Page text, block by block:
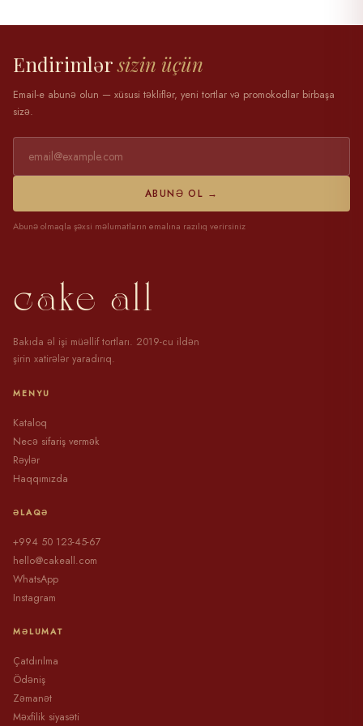
Endirimlərsizin üçün
Email-e abunə olun — xüsusi təkliflər, yeni tortlar və promokodlar birbaşa
sizə.
ABUNƏ OL →
Abunə olmaqla şəxsi məlumatların emalına razılıq verirsiniz
cake all
Bakıda əl işi müəllif tortları. 2019-cu ildən
şirin xatirələr yaradırıq.
MENYU
Kataloq
Necə sifariş vermək
Rəylər
Haqqımızda
ƏLAQƏ
+994 50 123-45-67
hello@cakeall.com
WhatsApp
Instagram
MƏLUMAT
Çatdırılma
Ödəniş
Zəmanət
Məxfilik siyasəti